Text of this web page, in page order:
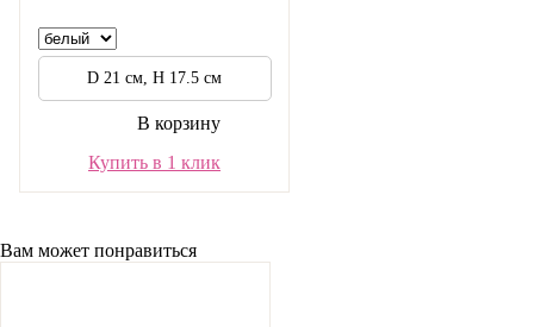
D 21 см, H 17.5 см
В корзину
Купить в 1 клик
Вам может понравиться